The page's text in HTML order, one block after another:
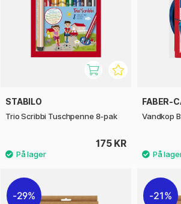
STABILO
Trio Scribbi Tuschpenne 8-pak
175 KR
FABER-
Vandkop
29% 21%